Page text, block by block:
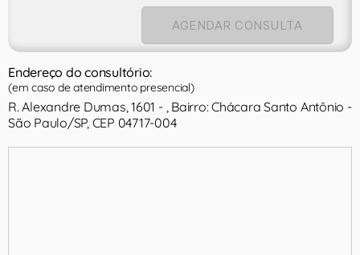
AGENDAR CONSULTA
Endereço do consultório:
(em caso de atendimento presencial)
R. Alexandre Dumas, 1601 - , Bairro: Chácara Santo Antônio -
São Paulo/SP, CEP 04717-004